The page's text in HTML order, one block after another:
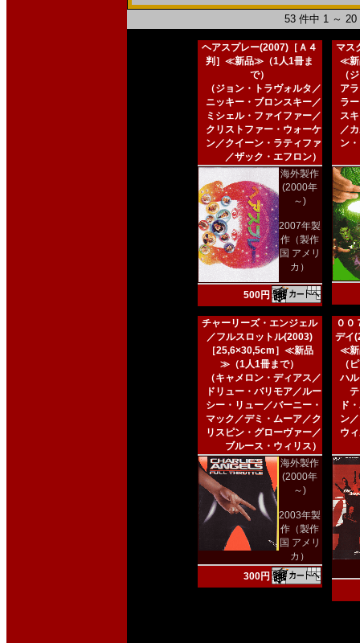
53 件中 1 ～
ヘアスプレー(2007)［Ａ４
判］≪新品≫（1人1冊ま
で）
（ジョン・トラヴォルタ／
ニッキー・ブロンスキー／
ミシェル・ファイファー／
クリストファー・ウォーケ
ン／クイーン・ラティファ
／ザック・エフロン）
海外製作
(2000年
～)
2007年製
作（製作
国 アメリ
カ）
500円
マス
≪新
（
ア
ラ
ス
／
ン
チャーリーズ・エンジェル
／フルスロットル(2003)
［25,6×30,5cm］≪新品
≫（1人1冊まで）
（キャメロン・ディアス／
ドリュー・バリモア／ルー
シー・リュー／バーニー・
マック／デミ・ムーア／ク
リスピン・グローヴァー／
ブルース・ウィリス）
海外製作
(2000年
～)
2003年製
作（製作
国 アメリ
カ）
300円
００
デイ
≪新
（
ハ
ド
ン
ウ